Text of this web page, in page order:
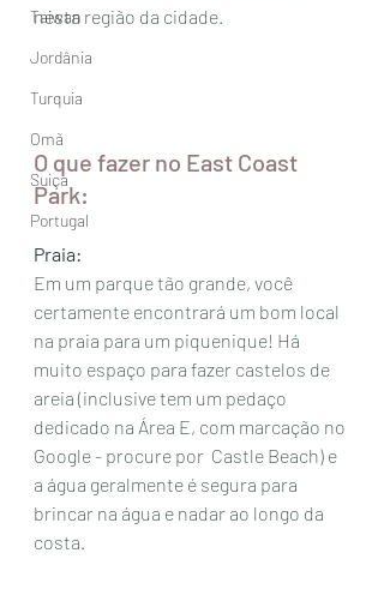
Taiwan
Jordânia
Turquia
Omã
Suiça
Portugal
nesta região da cidade.
O que fazer no East Coast
Park:
Praia:
Em um parque tão grande, você
certamente encontrará um bom local
na praia para um piquenique! Há
muito espaço para fazer castelos de
areia (inclusive tem um pedaço
dedicado na Área E, com marcação no
Google - procure por  Castle Beach) e
a água geralmente é segura para
brincar na água e nadar ao longo da
costa.